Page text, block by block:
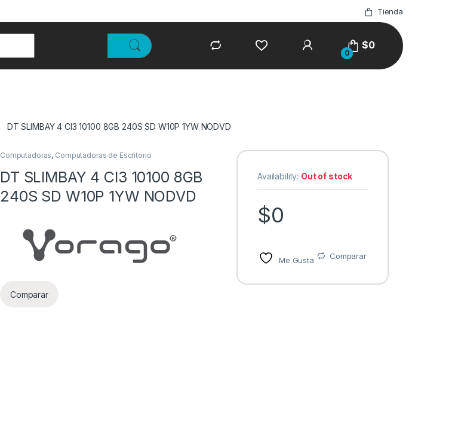
Tienda
0
$0
DT SLIMBAY 4 CI3 10100 8GB 240S SD W10P 1YW NODVD
Computadoras, Computadoras de Escritorio
DT SLIMBAY 4 CI3 10100 8GB
240S SD W10P 1YW NODVD
Comparar
Availability: Out of stock
$0
Me Gusta Comparar